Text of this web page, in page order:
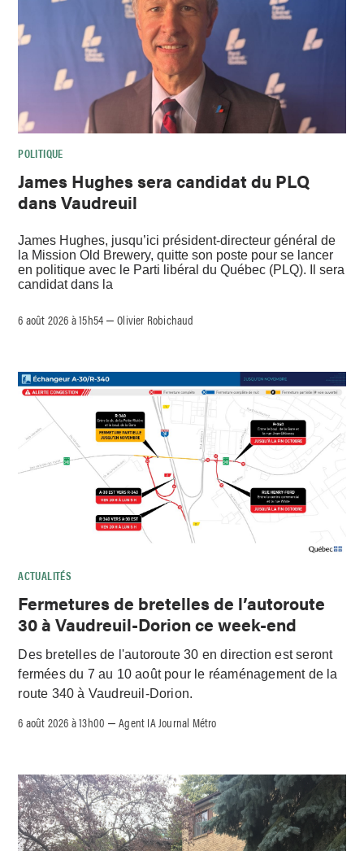
POLITIQUE
James Hughes sera candidat du PLQ
dans Vaudreuil
James Hughes, jusqu’ici président-directeur général de
la Mission Old Brewery, quitte son poste pour se lancer
en politique avec le Parti libéral du Québec (PLQ). Il sera
candidat dans la
6 août 2026 à 15h54 –Olivier Robichaud
ACTUALITÉS
Fermetures de bretelles de l’autoroute
30 à Vaudreuil-Dorion ce week-end
Des bretelles de l'autoroute 30 en direction est seront
fermées du 7 au 10 août pour le réaménagement de la
route 340 à Vaudreuil-Dorion.
6 août 2026 à 13h00 –Agent IA Journal Métro